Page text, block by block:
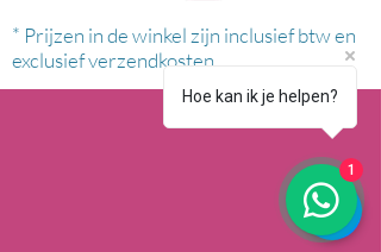
* Prijzen in de winkel zijn inclusief btw en
exclusief verzendkosten.
Hoe kan ik je helpen?
1